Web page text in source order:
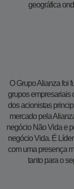
geográfica
O Grupo Alianza foi
grupos empresariais
dos acionistas
mercado pela
negócio Não Vida e
negócio Vida. É
com uma presença
tanto para o